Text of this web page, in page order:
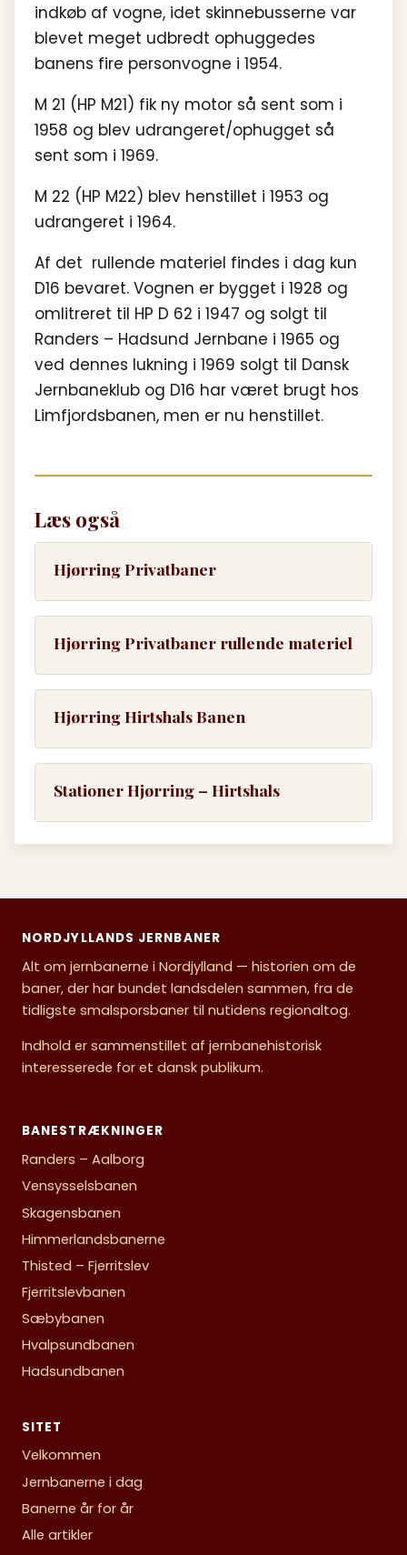
indkøb af vogne, idet skinnebusserne var
blevet meget udbredt ophuggedes
banens fire personvogne i 1954.
M 21 (HP M21) fik ny motor så sent som i
1958 og blev udrangeret/ophugget så
sent som i 1969.
M 22 (HP M22) blev henstillet i 1953 og
udrangeret i 1964.
Af det rullende materiel findes i dag kun
D16 bevaret. Vognen er bygget i 1928 og
omlitreret til HP D 62 i 1947 og solgt til
Randers – Hadsund Jernbane i 1965 og
ved dennes lukning i 1969 solgt til Dansk
Jernbaneklub og D16 har været brugt hos
Limfjordsbanen, men er nu henstillet.
Læs også
Hjørring Privatbaner
Hjørring Privatbaner rullende materiel
Hjørring Hirtshals Banen
Stationer Hjørring – Hirtshals
NORDJYLLANDS JERNBANER
Alt om jernbanerne i Nordjylland — historien om de
baner, der har bundet landsdelen sammen, fra de
tidligste smalsporsbaner til nutidens regionaltog.
Indhold er sammenstillet af jernbanehistorisk
interesserede for et dansk publikum.
BANESTRÆKNINGER
Randers – Aalborg
Vensysselsbanen
Skagensbanen
Himmerlandsbanerne
Thisted – Fjerritslev
Fjerritslevbanen
Sæbybanen
Hvalpsundbanen
Hadsundbanen
SITET
Velkommen
Jernbanerne i dag
Banerne år for år
Alle artikler